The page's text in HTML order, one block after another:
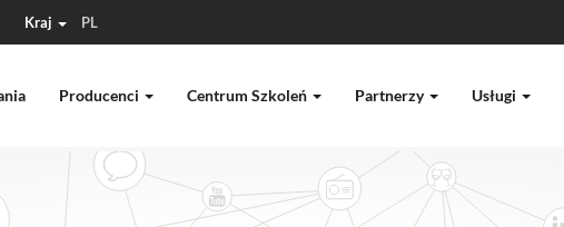
Kraj PL
Producenci Centrum Szkoleń Partnerzy Usługi